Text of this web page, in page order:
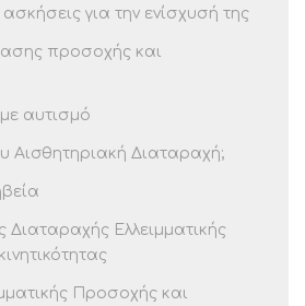
για την ενίσχυσή της
προσοχής και
αυτισμό
Αισθητηριακή Διαταραχή;
Διαταραχής Ελλειμματικής
Προσοχής και